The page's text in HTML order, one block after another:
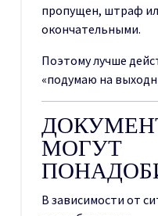
пропущен, штраф
окончательными.
Поэтому лучше
«подумаю на
МОГУТ
В зависимости от